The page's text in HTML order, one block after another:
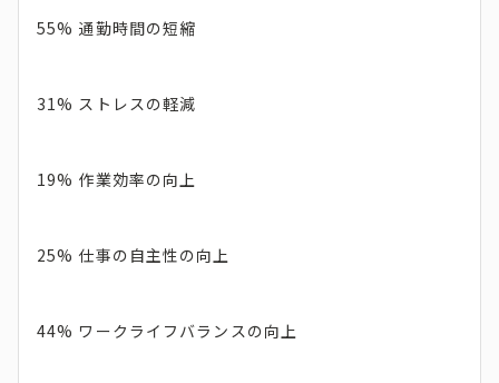
55% 通勤時間の短縮
31% ストレスの軽減
19% 作業効率の向上
25% 仕事の自主性の向上
44% ワークライフバランスの向上